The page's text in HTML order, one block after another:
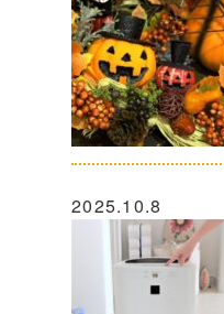
2025.10.8